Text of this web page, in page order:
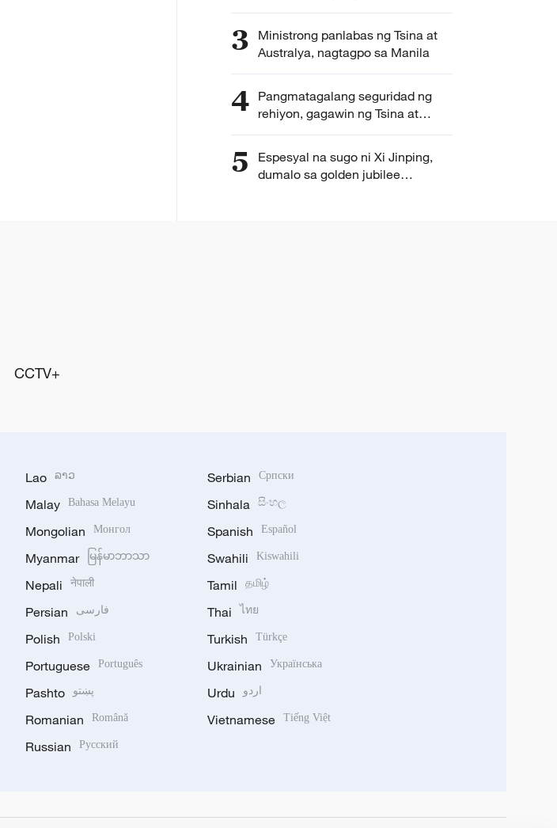
pinakikitunguhan at sinisikil ng
3
Ministrong panlabas ng Tsina at
Australya, nagtagpo sa Manila
4 Pangmatagalang seguridad ng
rehiyon, gagawin ng Tsina at
Saudi Arabia
5
Espesyal na sugo ni Xi Jinping,
dumalo sa golden jubilee
CCTV+
Lao ລາວ
Malay Bahasa Melayu
Mongolian Монгол
Myanmar မြန်မာဘာသာ
Nepali नेपाली
Persian فارسی
Polish Polski
Portuguese Português
Pashto پښتو
Romanian Română
Russian Русский
Serbian Српски
Sinhala සිංහල
Spanish Español
Swahili Kiswahili
Tamil தமிழ்
Thai ไทย
Turkish Türkçe
Ukrainian Українська
Urdu اردو
Vietnamese Tiếng Việt